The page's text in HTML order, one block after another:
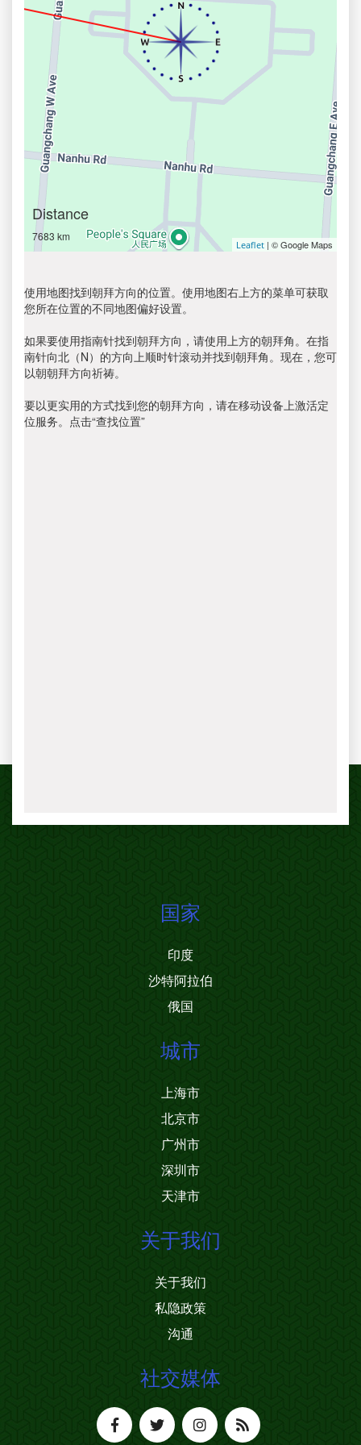
Distance
7683 km
Leaflet | © Google Maps
使用地图找到朝拜方向的位置。使用地图右上方的菜单可获取
您所在位置的不同地图偏好设置。
如果要使用指南针找到朝拜方向，请使用上方的朝拜角。在指
南针向北（N）的方向上顺时针滚动并找到朝拜角。现在，您可
以朝朝拜方向祈祷。
要以更实用的方式找到您的朝拜方向，请在移动设备上激活定
位服务。点击“查找位置”
国家
印度
沙特阿拉伯
俄国
城市
上海市
北京市
广州市
深圳市
天津市
关于我们
关于我们
私隐政策
沟通
社交媒体